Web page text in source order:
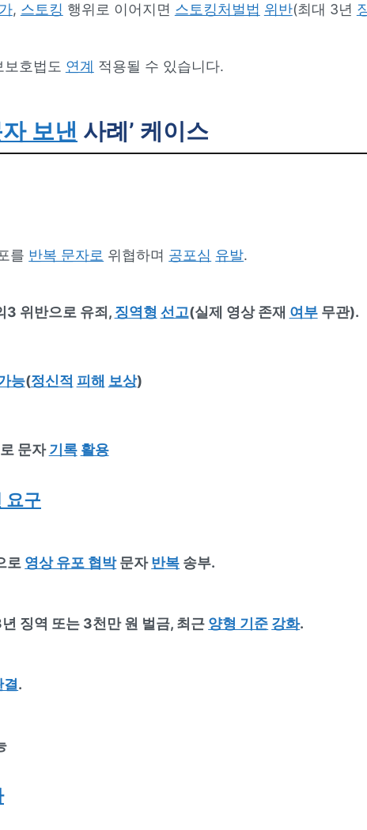
, 스토킹 행위로 이어지면 스토킹처벌법 위반(최대 3년
호법도 연계 적용될 수 있습니다.
보낸 사례’ 케이스
를 반복 문자로 위협하며 공포심 유발.
3 위반으로 유죄, 징역형 선고(실제 영상 존재 여부무관).
능(정신적 피해 보상)
문자기록 활용
요구
로 영상 유포 협박문자반복 송부.
징역 또는 3천만 원 벌금, 최근 양형 기준 강화.
결.